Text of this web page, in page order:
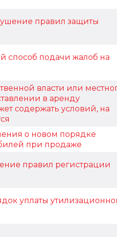
правил защиты
способ подачи жалоб на
власти или
в аренду
содержать условий, на
о новом порядке
при продаже
правил регистрации
уплаты